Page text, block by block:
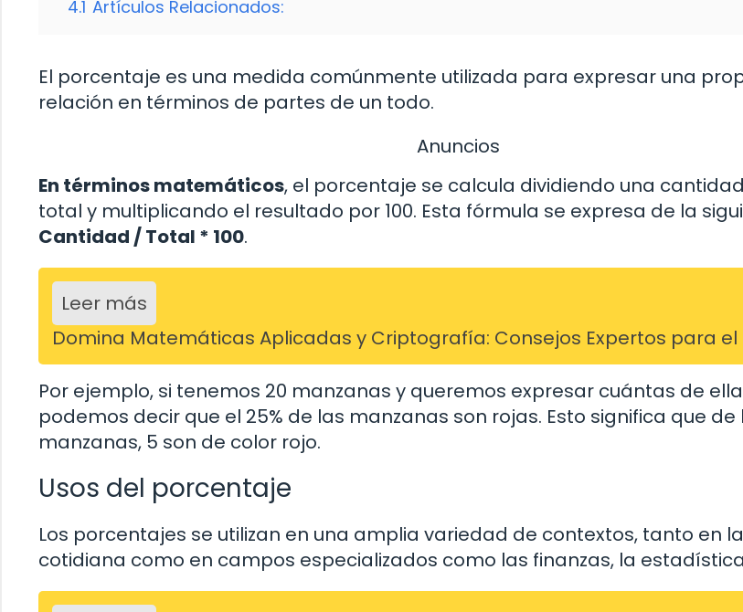
4.1 Artículos Relacionados:
El porcentaje es una medida comúnmente utilizada para expresar una
relación en términos de partes de un todo.
Anuncios
En términos matemáticos, el porcentaje se calcula dividiendo una
total y multiplicando el resultado por 100. Esta fórmula se expresa de la
Cantidad / Total * 100.
Leer más
Domina Matemáticas Aplicadas y Criptografía: Consejos Expertos para el
Por ejemplo, si tenemos 20 manzanas y queremos expresar cuántas de
podemos decir que el 25% de las manzanas son rojas. Esto significa que de
manzanas, 5 son de color rojo.
Usos del porcentaje
Los porcentajes se utilizan en una amplia variedad de contextos, tanto en
cotidiana como en campos especializados como las finanzas, la